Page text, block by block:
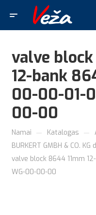
valve
12-bank
00-00-01-
00-00
Namai — Katalogas —
BURKERT GMBH & CO. KG
valve block 8644 11mm
WG-00-00-00